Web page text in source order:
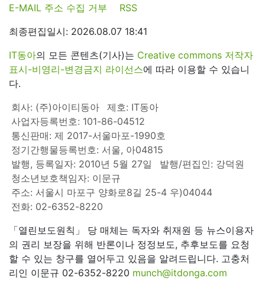
E-MAIL 주소 수집 거부
RSS
최종편집일시: 2026.08.07 18:41
IT동아의 모든 콘텐츠(기사)는 Creative commons 저작자
표시-비영리-변경금지 라이선스에 따라 이용할 수 있습니
다.
회사: (주)아이티동아
제호: IT동아
사업자등록번호: 101-86-04512
통신판매: 제 2017-서울마포-1990호
정기간행물등록번호: 서울, 아04815
발행, 등록일자: 2010년 5월 27일
발행/편집인: 강덕원
청소년보호책임자: 이문규
주소: 서울시 마포구 양화로8길 25-4 우)04044
전화: 02-6352-8220
「열린보도원칙」 당 매체는 독자와 취재원 등 뉴스이용자
의 권리 보장을 위해 반론이나 정정보도, 추후보도를 요청
할 수 있는 창구를 열어두고 있음을 알려드립니다. 고충처
리인 이문규 02-6352-8220 munch@itdonga.com